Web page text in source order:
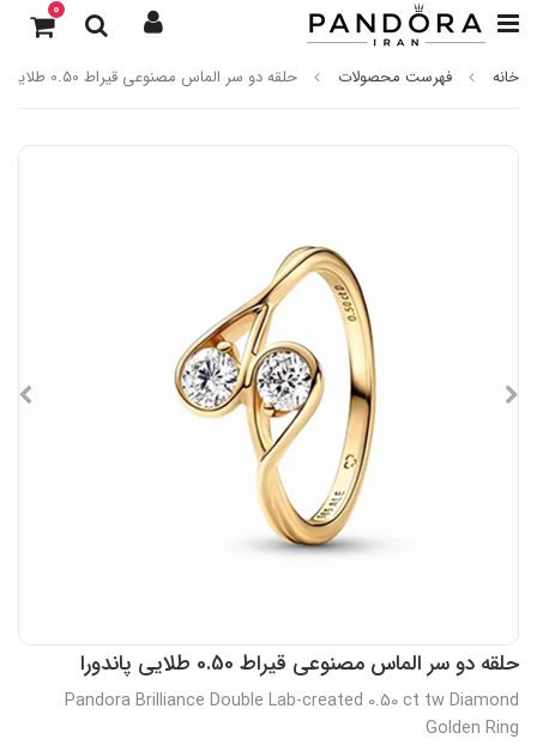
0
خانه فهرست محصولات حلقه دو سر الماس مصنوعی قیراط 0.50 طلایی پاندورا
حلقه دو سر الماس مصنوعی قیراط 0.50 طلایی پاندورا
Pandora Brilliance Double Lab-created 0.50 ct tw Diamond
Golden Ring